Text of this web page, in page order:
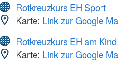
Rotkreuzkurs EH Sport
Karte: Link zur Google
Rotkreuzkurs EH am Kind
Karte: Link zur Google